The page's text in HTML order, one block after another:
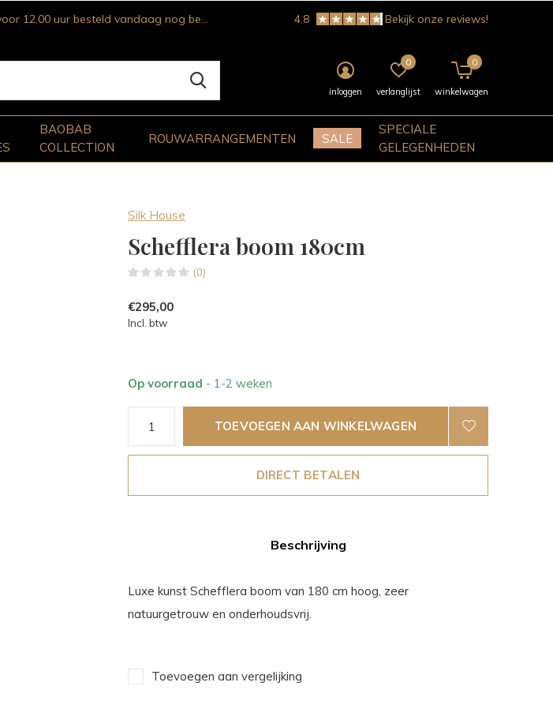
BAOBAB
COLLECTION
ROUWARRANGEMENTEN SALE
SPECIALE
GELEGENHEDEN
inloggen verlanglijst
0
winkelwagen
0
12.00 uur besteld vandaag nog bezorgd! 4.8 Bekijk onze reviews!
Silk House
Schefflera boom 180cm
(0)
€295,00
Incl. btw
Op voorraad - 1-2 weken
TOEVOEGEN AAN WINKELWAGEN
DIRECT BETALEN
Beschrijving
Luxe kunst Schefflera boom van 180 cm hoog, zeer
natuurgetrouw en onderhoudsvrij.
Toevoegen aan vergelijking